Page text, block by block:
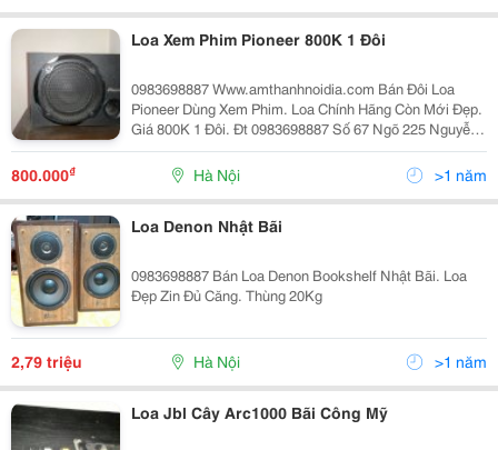
Loa Xem Phim Pioneer 800K 1 Đôi
0983698887 Www.amthanhnoidia.com Bán Đôi Loa
Pioneer Dùng Xem Phim. Loa Chính Hãng Còn Mới Đẹp.
Giá 800K 1 Đôi. Đt 0983698887 Số 67 Ngõ 225 Nguyễn
Đức Cảnh,Hoàng Mai,Hn.
800.000₫ Hà Nội >1 năm
Loa Denon Nhật Bãi
0983698887 Bán Loa Denon Bookshelf Nhật Bãi. Loa
Đẹp Zin Đủ Căng. Thùng 20Kg
2,79 triệu Hà Nội >1 năm
Loa Jbl Cây Arc1000 Bãi Công Mỹ